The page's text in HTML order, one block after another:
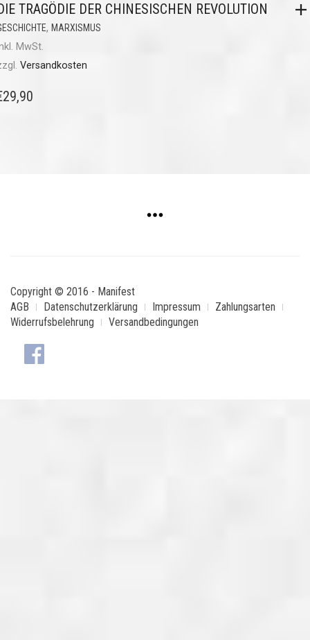
TRAGÖDIE DER CHINESISCHEN REVOLUTION
, MARXISMUS
MwSt.
Versandkosten
29,90
Copyright © 2016 - Manifest
AGB
Datenschutzerklärung Impressum
Zahlungsarten
Widerrufsbelehrung
Versandbedingungen